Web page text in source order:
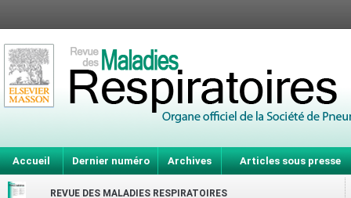
Accueil Dernier numéro Archives Articles sous presse
REVUE DES MALADIES RESPIRATOIRES